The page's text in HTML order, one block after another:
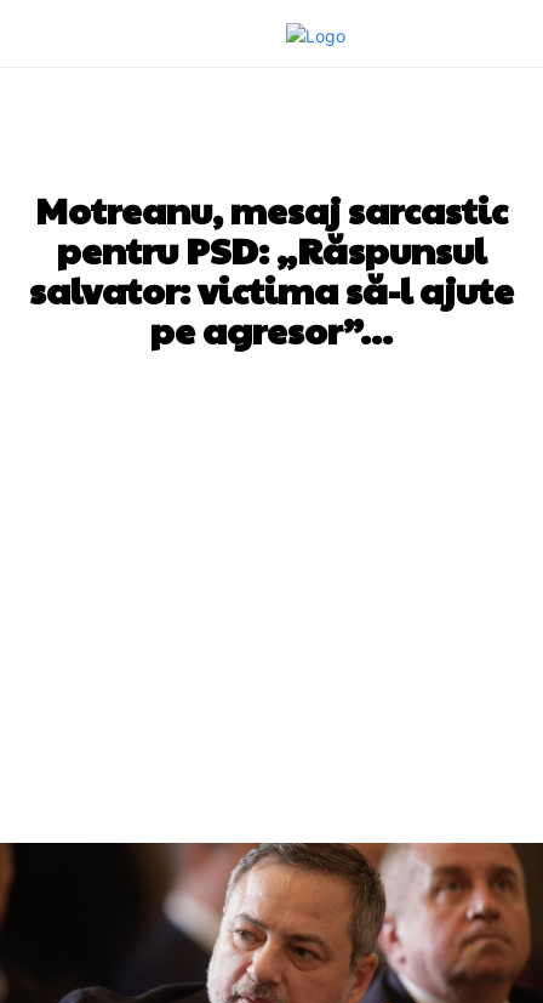
Motreanu, mesaj sarcastic
pentru PSD: „Răspunsul
salvator: victima să-l ajute
pe agresor”…